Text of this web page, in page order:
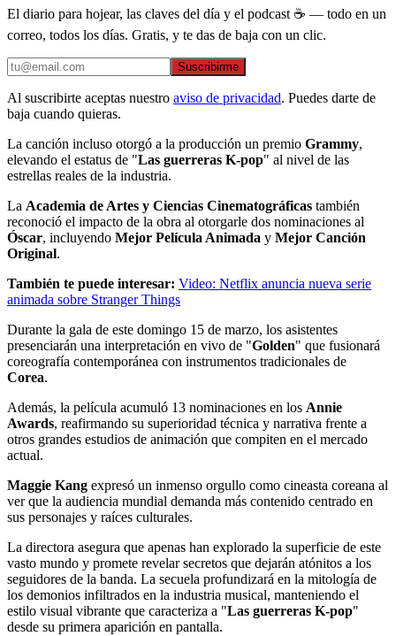
El diario para hojear, las claves del día y el podcast ☕ — todo en un
correo, todos los días. Gratis, y te das de baja con un clic.
Suscribirme
Al suscribirte aceptas nuestro aviso de privacidad. Puedes darte de
baja cuando quieras.
La canción incluso otorgó a la producción un premio Grammy,
elevando el estatus de "Las guerreras K-pop" al nivel de las
estrellas reales de la industria.
La Academia de Artes y Ciencias Cinematográficas también
reconoció el impacto de la obra al otorgarle dos nominaciones al
Óscar, incluyendo Mejor Película Animada y Mejor Canción
Original.
También te puede interesar: Video: Netflix anuncia nueva serie
animada sobre Stranger Things
Durante la gala de este domingo 15 de marzo, los asistentes
presenciarán una interpretación en vivo de "Golden" que fusionará
coreografía contemporánea con instrumentos tradicionales de
Corea.
Además, la película acumuló 13 nominaciones en los Annie
Awards, reafirmando su superioridad técnica y narrativa frente a
otros grandes estudios de animación que compiten en el mercado
actual.
Maggie Kang expresó un inmenso orgullo como cineasta coreana al
ver que la audiencia mundial demanda más contenido centrado en
sus personajes y raíces culturales.
La directora asegura que apenas han explorado la superficie de este
vasto mundo y promete revelar secretos que dejarán atónitos a los
seguidores de la banda. La secuela profundizará en la mitología de
los demonios infiltrados en la industria musical, manteniendo el
estilo visual vibrante que caracteriza a "Las guerreras K-pop"
desde su primera aparición en pantalla.